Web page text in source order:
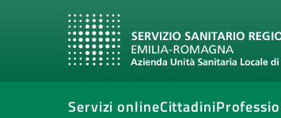
Servizi onlineCittadini